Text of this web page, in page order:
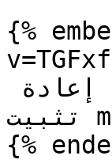
{%
تثبيت macOS Sonoma
{%